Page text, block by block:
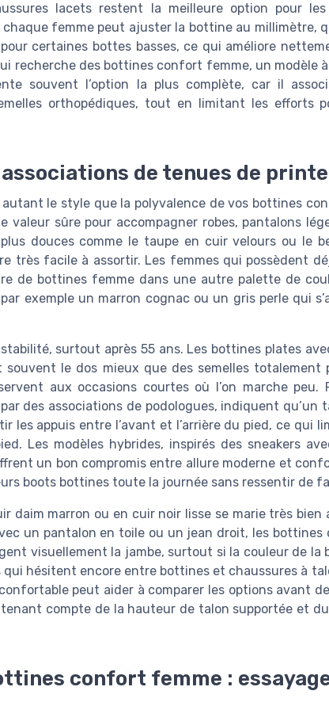
lacets restent la meilleure option pour les
femme peut ajuster la bottine au millimètre,
certaines bottes basses, ce qui améliore
recherche des bottines confort femme, un modèle
souvent l’option la plus complète, car il
orthopédiques, tout en limitant les efforts
de tenues de
le style que la polyvalence de vos bottines
valeur sûre pour accompagner robes, pantalons
douces comme le taupe en cuir velours ou le
très facile à assortir. Les femmes qui possèdent
de bottines femme dans une autre palette de
exemple un marron cognac ou un gris perle qui
surtout après 55 ans. Les bottines plates
le dos mieux que des semelles totalement
aux occasions courtes où l’on marche peu.
des associations de podologues, indiquent qu’un
les appuis entre l’avant et l’arrière du pied, ce qui
Les modèles hybrides, inspirés des sneakers
un bon compromis entre allure moderne et
boots bottines toute la journée sans ressentir de
daim marron ou en cuir noir lisse se marie très bien
un pantalon en toile ou un jean droit, les bottines
visuellement la jambe, surtout si la couleur de la
qui hésitent encore entre bottines et chaussures à
peut aider à comparer les options avant
compte de la hauteur de talon supportée et
confort femme :